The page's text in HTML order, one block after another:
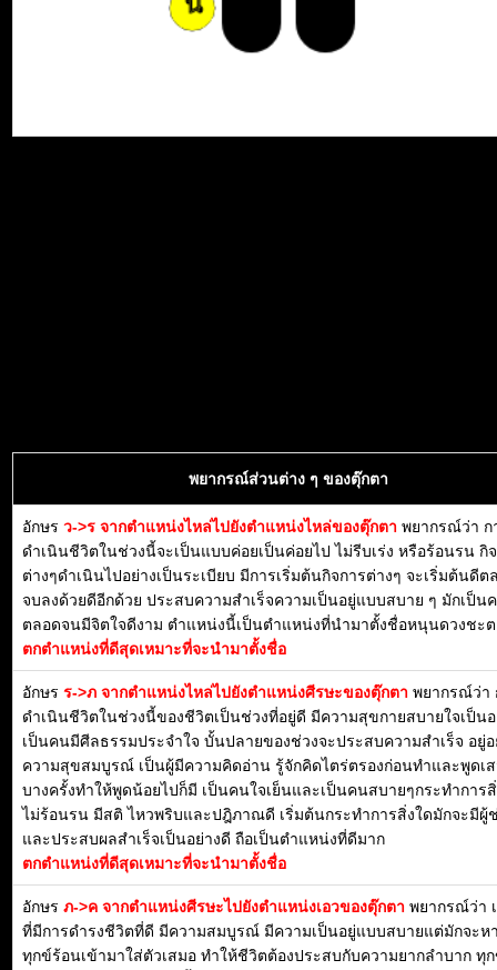
พยากรณ์ส่วนต่าง ๆ ของตุ๊กตา
อักษร ว->ร จากตำแหน่งไหล่ไปยังตำแหน่งไหล่ของตุ๊กตา พยากรณ์ว่า ก
ดำเนินชีวิตในช่วงนี้จะเป็นแบบค่อยเป็นค่อยไป ไม่รีบเร่ง หรือร้อนรน กิ
ต่างๆดำเนินไปอย่างเป็นระเบียบ มีการเริ่มต้นกิจการต่างๆ จะเริ่มต้นดีต
จบลงด้วยดีอีกด้วย ประสบความสำเร็จความเป็นอยู่แบบสบาย ๆ มักเป็น
ตลอดจนมีจิตใจดีงาม ตำแหน่งนี้เป็นตำแหน่งที่นำมาตั้งชื่อหนุนดวงชะ
ตกตำแหน่งที่ดีสุดเหมาะที่จะนำมาตั้งชื่อ
อักษร ร->ภ จากตำแหน่งไหล่ไปยังตำแหน่งศีรษะของตุ๊กตา พยากรณ์ว่า
ดำเนินชีวิตในช่วงนี้ของชีวิตเป็นช่วงที่อยู่ดี มีความสุขกายสบายใจเป็น
เป็นคนมีศีลธรรมประจำใจ บั้นปลายของช่วงจะประสบความสำเร็จ อยู่อ
ความสุขสมบูรณ์ เป็นผู้มีความคิดอ่าน รู้จักคิดไตร่ตรองก่อนทำและพูดเ
บางครั้งทำให้พูดน้อยไปก็มี เป็นคนใจเย็นและเป็นคนสบายๆกระทำการ
ไม่ร้อนรน มีสติ ไหวพริบและปฎิภาณดี เริ่มต้นกระทำการสิ่งใดมักจะมีผู้
และประสบผลสำเร็จเป็นอย่างดี ถือเป็นตำแหน่งที่ดีมาก
ตกตำแหน่งที่ดีสุดเหมาะที่จะนำมาตั้งชื่อ
อักษร ภ->ค จากตำแหน่งศีรษะไปยังตำแหน่งเอวของตุ๊กตา พยากรณ์ว่า
ที่มีการดำรงชีวิตที่ดี มีความสมบูรณ์ มีความเป็นอยู่แบบสบายแต่มักจะหา
ทุกข์ร้อนเข้ามาใส่ตัวเสมอ ทำให้ชีวิตต้องประสบกับความยากลำบาก ทุ